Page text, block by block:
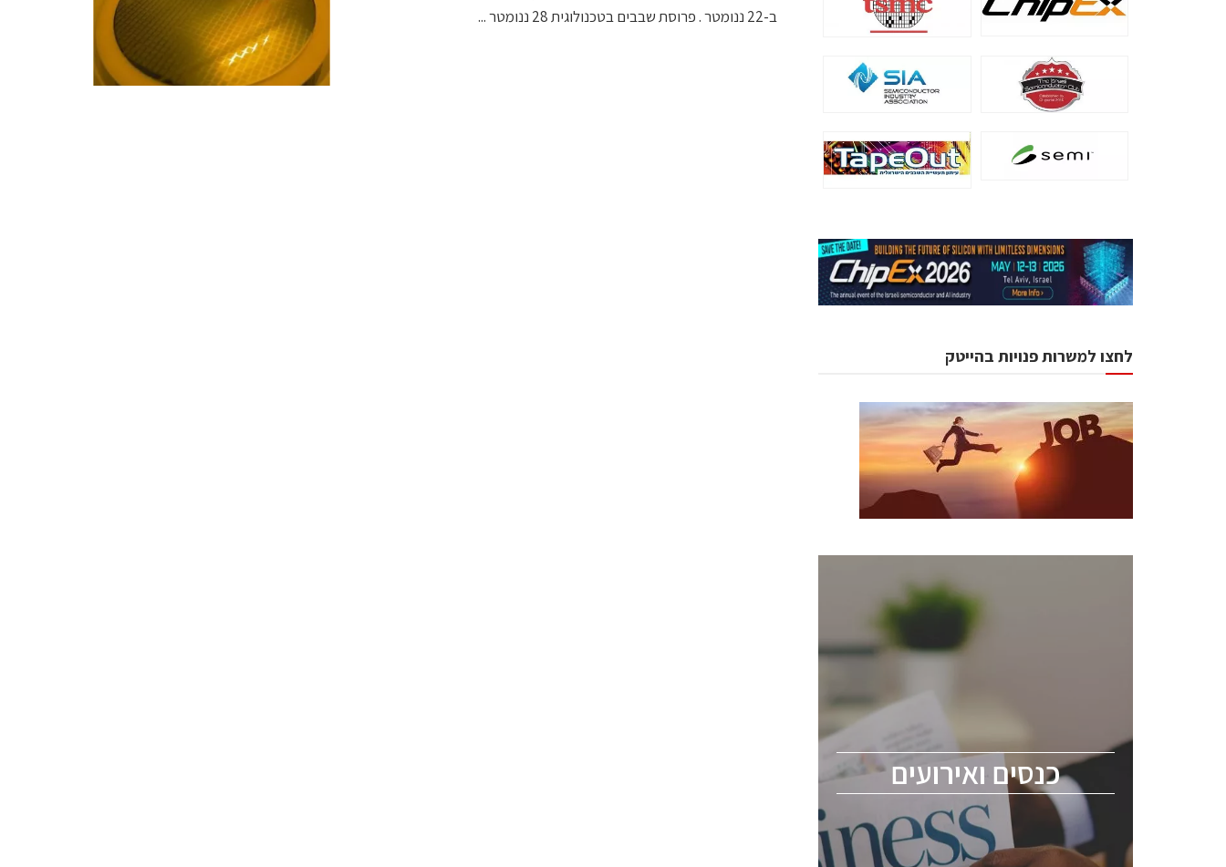
ב-22 ננומטר . פרוסת שבבים בטכנולוגית 28 ננומטר ...
לחצו למשרות פנויות בהייטק
כנסים ואירועים
כנסים ואירועים
הסמיקונדקטור כולל מהנדסים, מומחים מקצועיים
ChipEx2026 will be held on May 12-13,
2026. The conference is intended for
everyone involved in the semiconductor